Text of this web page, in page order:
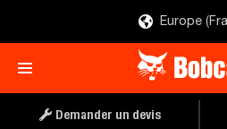
Europe
Demander un devis
DEMANDER UN DEVIS